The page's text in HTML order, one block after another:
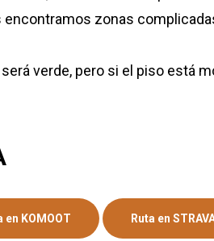
zonas
verde, pero si el piso está
en KOMOOT Ruta en